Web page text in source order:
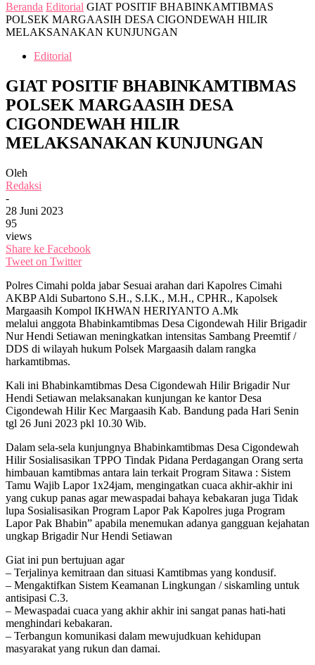
Beranda Editorial GIAT POSITIF BHABINKAMTIBMAS
POLSEK MARGAASIH DESA CIGONDEWAH HILIR
MELAKSANAKAN KUNJUNGAN
Editorial
GIAT POSITIF BHABINKAMTIBMAS
POLSEK MARGAASIH DESA
CIGONDEWAH HILIR
MELAKSANAKAN KUNJUNGAN
Oleh
Redaksi
-
28 Juni 2023
95
views
Share ke Facebook
Tweet on Twitter
Polres Cimahi polda jabar Sesuai arahan dari Kapolres Cimahi
AKBP Aldi Subartono S.H., S.I.K., M.H., CPHR., Kapolsek
Margaasih Kompol IKHWAN HERIYANTO A.Mk
melalui anggota Bhabinkamtibmas Desa Cigondewah Hilir Brigadir
Nur Hendi Setiawan meningkatkan intensitas Sambang Preemtif /
DDS di wilayah hukum Polsek Margaasih dalam rangka
harkamtibmas.
Kali ini Bhabinkamtibmas Desa Cigondewah Hilir Brigadir Nur
Hendi Setiawan melaksanakan kunjungan ke kantor Desa
Cigondewah Hilir Kec Margaasih Kab. Bandung pada Hari Senin
tgl 26 Juni 2023 pkl 10.30 Wib.
Dalam sela-sela kunjungnya Bhabinkamtibmas Desa Cigondewah
Hilir Sosialisasikan TPPO Tindak Pidana Perdagangan Orang serta
himbauan kamtibmas antara lain terkait Program Sitawa : Sistem
Tamu Wajib Lapor 1x24jam, mengingatkan cuaca akhir-akhir ini
yang cukup panas agar mewaspadai bahaya kebakaran juga Tidak
lupa Sosialisasikan Program Lapor Pak Kapolres juga Program
Lapor Pak Bhabin” apabila menemukan adanya gangguan kejahatan
ungkap Brigadir Nur Hendi Setiawan
Giat ini pun bertujuan agar
– Terjalinya kemitraan dan situasi Kamtibmas yang kondusif.
– Mengaktifkan Sistem Keamanan Lingkungan / siskamling untuk
antisipasi C.3.
– Mewaspadai cuaca yang akhir akhir ini sangat panas hati-hati
menghindari kebakaran.
– Terbangun komunikasi dalam mewujudkuan kehidupan
masyarakat yang rukun dan damai.